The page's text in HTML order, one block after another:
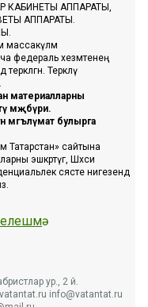
КАБИНЕТЫ АППАРАТЫ,
АППАРАТЫ.
массакүләм
федераль хезмәтенең
Теркәлү
материалларны
мәҗбүри.
мәгълүмат булырга
Татарстан» сайтына
эшкәртүгә, Шәхси
сәясәте нигезендә
ур., 2 й.
info@vatantat.ru